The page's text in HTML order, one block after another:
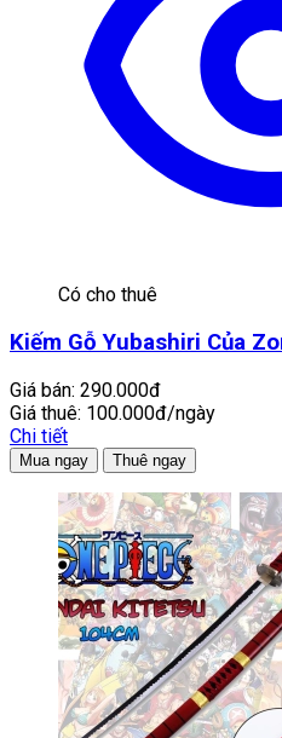
Có cho thuê
Kiếm Gỗ Yubashiri Của
Giá bán: 290.000đ
Giá thuê: 100.000đ/ngày
Chi tiết
Mua ngay Thuê ngay